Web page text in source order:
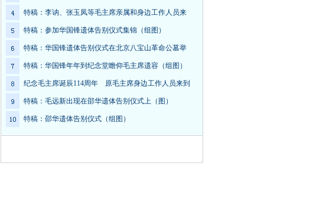
特稿：李讷、张玉凤等毛主席亲属和身边工作人员来
特稿：参加华国锋遗体告别仪式集锦（组图）
特稿：华国锋遗体告别仪式在北京八宝山革命公墓举
特稿：华国锋年年到纪念堂瞻仰毛主席遗容（组图）
纪念毛主席诞辰114周年 原毛主席身边工作人员来到
特稿：毛远新出现在邵华遗体告别仪式上（图）
特稿：邵华遗体告别仪式（组图）